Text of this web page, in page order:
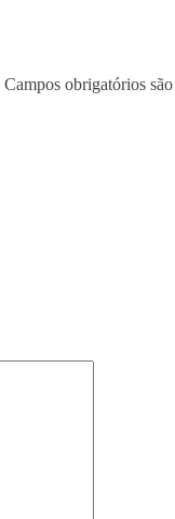
Campos obrigatórios são